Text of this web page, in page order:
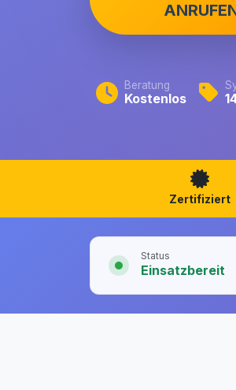
Beratung
Kostenlos
Zertifiziert
Status
Einsatzbereit